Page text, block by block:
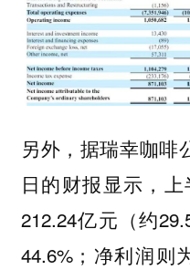
另外，据瑞幸咖啡
日的财报显示，
212.24亿元（约
44.6%；净利润则